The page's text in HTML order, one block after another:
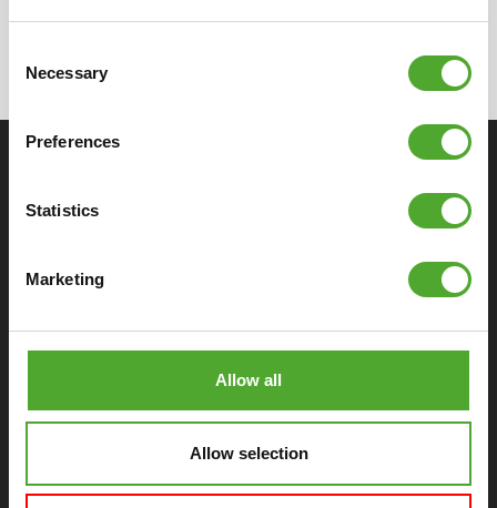
Selection
Necessary
Preferences
Statistics
Marketing
Allow all
Allow selection
Let op: dit betreft garantie voor thuisgebruik in de Benelux en
vind je uitgebreide info.
Bekijk hier
de garantie voor professioneel gebruik.